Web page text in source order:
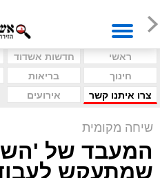
ראשי חדשות אשדוד
חינוך
בריאות
צרו איתנו קשר
אירועים
שיחה מקומית
המעבד של
שמתעקש